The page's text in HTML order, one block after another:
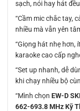
sạch, nói hay hát
“Cầm mic chắc tay,
nhiều mà vẫn yên
“Giọng hát nhẹ hơn,
karaoke cao cấp
“Set up nhanh, dễ
khi chạy nhiều bộ
“Mình chọn EW-D
662-693.8 MHz Kỹ